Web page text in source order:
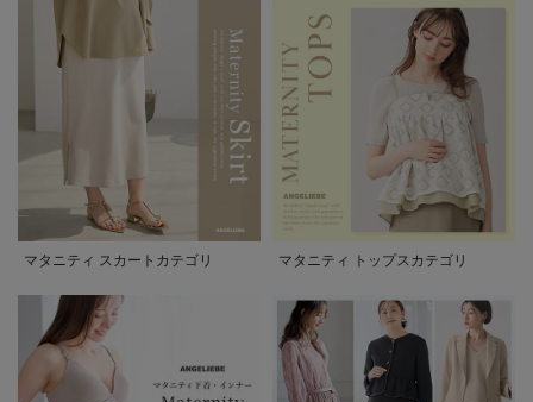
マタニティ スカートカテゴリ マタニティ トップスカテゴリ